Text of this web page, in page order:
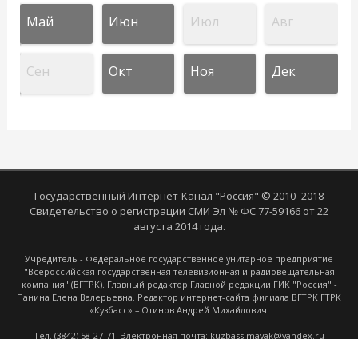
Май Июн Июл Авг
Сен Окт Ноя Дек
Государственный Интернет-Канал "Россия" © 2010–2018
Свидетельство о регистрации СМИ Эл № ФС 77-59166 от 22
августа 2014 года.
Учредитель - Федеральное государственное унитарное предприятие
"Всероссийская государственная телевизионная и радиовещательная
компания" (ВГТРК). Главный редактор Главной редакции ГИК "Россия" -
Панина Елена Валерьевна. Редактор интернет-сайта филиала ВГТРК ГТРК
«Кузбасс» – Отинов Андрей Михайлович.
Тел. (3842) 58-27-71. Электронная почта: kuzbass.mayak@yandex.ru